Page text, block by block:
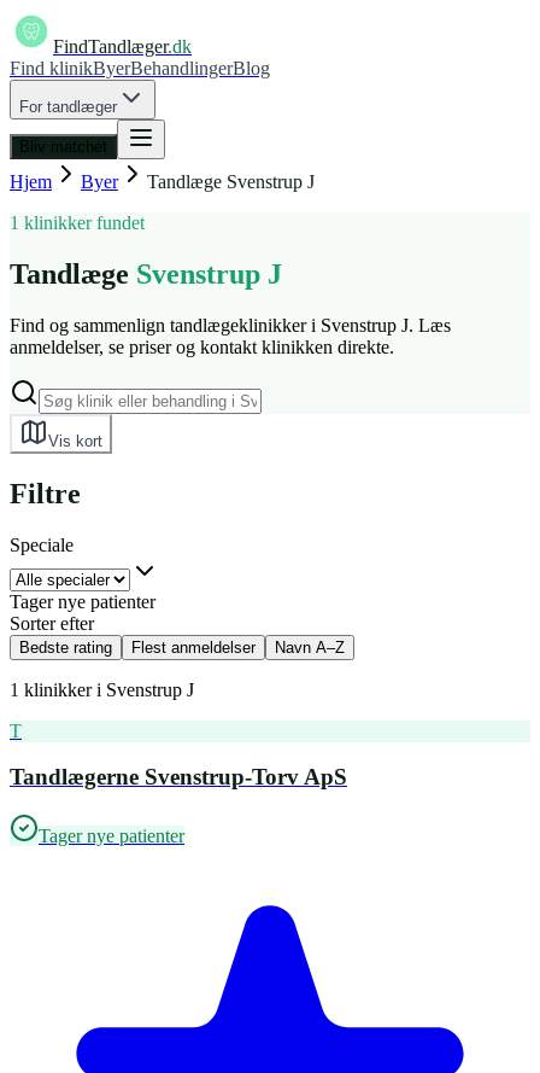
FindTandlæger.dk
Find klinikByerBehandlingerBlog
For tandlæger
Bliv matchet
Hjem Byer Tandlæge Svenstrup J
1 klinikker fundet
Tandlæge Svenstrup J
Find og sammenlign tandlægeklinikker i Svenstrup J. Læs
anmeldelser, se priser og kontakt klinikken direkte.
Vis kort
Filtre
Speciale
Tager nye patienter
Sorter efter
Bedste rating Flest anmeldelser Navn A–Z
1 klinikker i Svenstrup J
T
Tandlægerne Svenstrup-Torv ApS
Tager nye patienter